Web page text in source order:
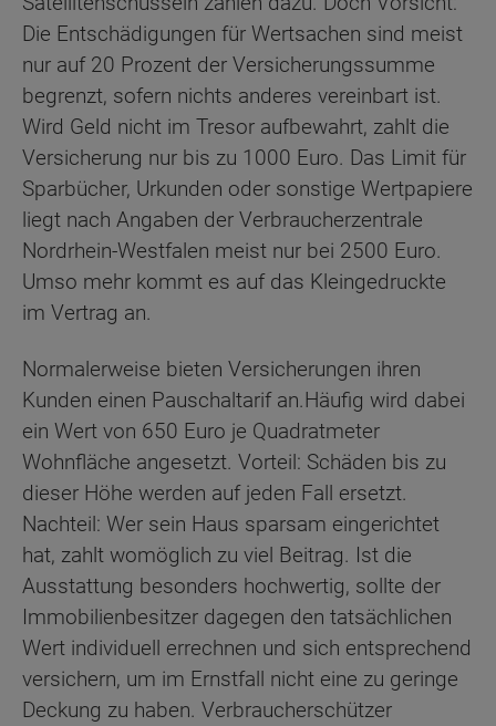
Die Entschädigungen für Wertsachen sind meist
nur auf 20 Prozent der Versicherungssumme
begrenzt, sofern nichts anderes vereinbart ist.
Wird Geld nicht im Tresor aufbewahrt, zahlt die
Versicherung nur bis zu 1000 Euro. Das Limit für
Sparbücher, Urkunden oder sonstige Wertpapiere
liegt nach Angaben der Verbraucherzentrale
Nordrhein-Westfalen meist nur bei 2500 Euro.
Umso mehr kommt es auf das Kleingedruckte
im Vertrag an.
Normalerweise bieten Versicherungen ihren
Kunden einen Pauschaltarif an.Häufig wird dabei
ein Wert von 650 Euro je Quadratmeter
Wohnfläche angesetzt. Vorteil: Schäden bis zu
dieser Höhe werden auf jeden Fall ersetzt.
Nachteil: Wer sein Haus sparsam eingerichtet
hat, zahlt womöglich zu viel Beitrag. Ist die
Ausstattung besonders hochwertig, sollte der
Immobilienbesitzer dagegen den tatsächlichen
Wert individuell errechnen und sich entsprechend
versichern, um im Ernstfall nicht eine zu geringe
Deckung zu haben. Verbraucherschützer